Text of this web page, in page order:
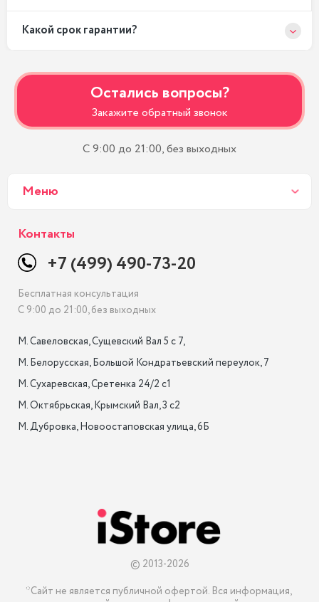
Какой срок гарантии?
Остались вопросы?
Закажите обратный звонок
С 9:00 до 21:00, без выходных
Меню
Контакты
+7 (499) 490-73-20
Бесплатная консультация
С 9:00 до 21:00, без выходных
М. Савеловская, Сущевский Вал 5 с 7,
М. Белорусская, Большой Кондратьевский переулок, 7
М. Сухаревская, Сретенка 24/2 с1
М. Октябрьская, Крымский Вал, 3 с2
М. Дубровка, Новоостаповская улица, 6Б
© 2013-2026
*Сайт не является публичной офертой. Вся информация,